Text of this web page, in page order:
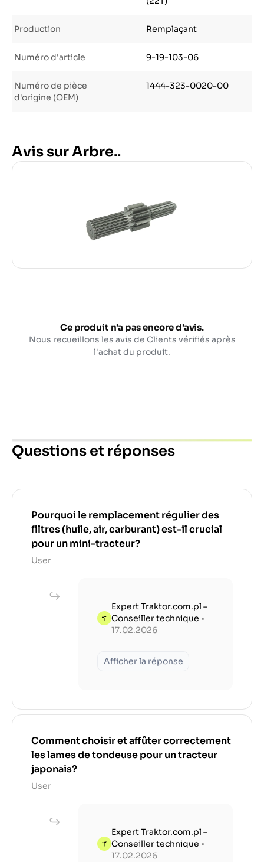
Production Remplaçant
Numéro d'article 9-19-103-06
Numéro de pièce
d'origine (OEM)
1444-323-0020-00
Avis sur Arbre..
Ce produit n'a pas encore d'avis.
Nous recueillons les avis de Clients vérifiés après
l'achat du produit.
Questions et réponses
Pourquoi le remplacement régulier des
filtres (huile, air, carburant) est-il crucial
pour un mini-tracteur?
User
Expert Traktor.com.pl –
Conseiller technique •
17.02.2026
Afficher la réponse
Comment choisir et affûter correctement
les lames de tondeuse pour un tracteur
japonais?
User
Expert Traktor.com.pl –
Conseiller technique •
17.02.2026